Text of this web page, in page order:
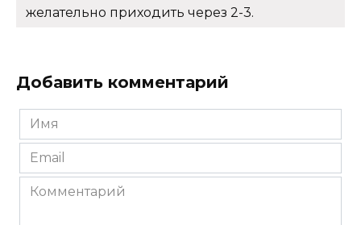
желательно приходить через 2-3.
Добавить комментарий
Имя
*
Email
*
Комментарий